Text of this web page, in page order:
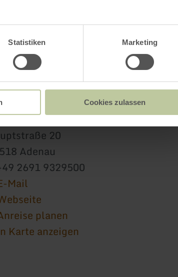
Statistiken Marketing
Cookies zulassen
20
Adenau
2691 9329500
Mail
planen
Karte anzeigen